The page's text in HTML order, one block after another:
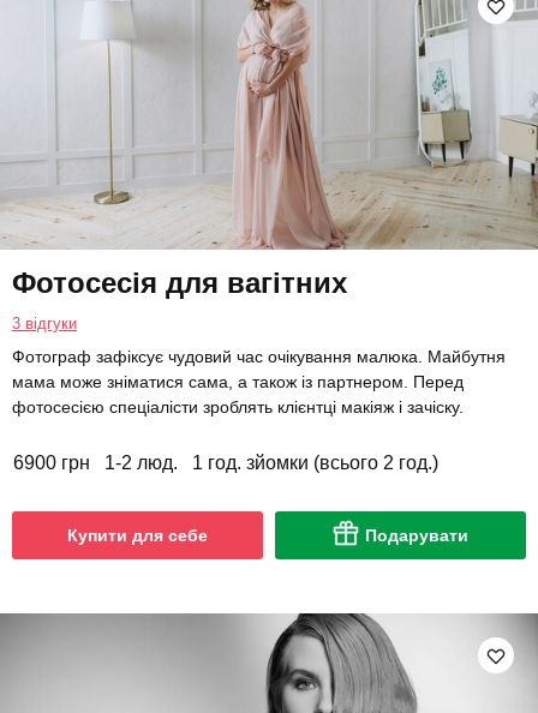
Фотосесія для вагітних
3 відгуки
Фотограф зафіксує чудовий час очікування малюка. Майбутня
мама може зніматися сама, а також із партнером. Перед
фотосесією спеціалісти зроблять клієнтці макіяж і зачіску.
6900 грн 1-2 люд. 1 год. зйомки (всього 2 год.)
Купити для себе Подарувати